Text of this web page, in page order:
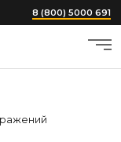
8 (800) 5000 691